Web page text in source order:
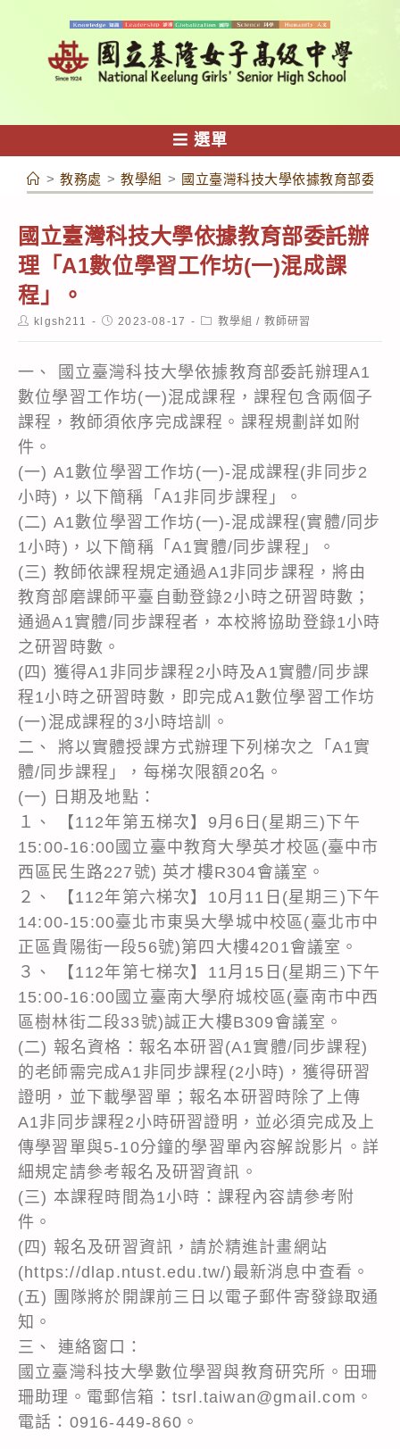
容
選單
> 教務處 > 教學組 > 國立臺灣科技大學依據教育部委託
國立臺灣科技大學依據教育部委託辦
理「A1數位學習工作坊(一)混成課
程」。
Postklgsh211
Post2023-08-17
Post教學組 / 教師研習
一、 國立臺灣科技大學依據教育部委託辦理A1
數位學習工作坊(一)混成課程，課程包含兩個子
課程，教師須依序完成課程。課程規劃詳如附
件。
(一) A1數位學習工作坊(一)-混成課程(非同步2
小時)，以下簡稱「A1非同步課程」。
(二) A1數位學習工作坊(一)-混成課程(實體/同步
1小時)，以下簡稱「A1實體/同步課程」。
(三) 教師依課程規定通過A1非同步課程，將由
教育部磨課師平臺自動登錄2小時之研習時數；
通過A1實體/同步課程者，本校將協助登錄1小時
之研習時數。
(四) 獲得A1非同步課程2小時及A1實體/同步課
程1小時之研習時數，即完成A1數位學習工作坊
(一)混成課程的3小時培訓。
二、 將以實體授課方式辦理下列梯次之「A1實
體/同步課程」，每梯次限額20名。
(一) 日期及地點：
１、 【112年第五梯次】9月6日(星期三)下午
15:00-16:00國立臺中教育大學英才校區(臺中市
西區民生路227號) 英才樓R304會議室。
２、 【112年第六梯次】10月11日(星期三)下午
14:00-15:00臺北市東吳大學城中校區(臺北市中
正區貴陽街一段56號)第四大樓4201會議室。
３、 【112年第七梯次】11月15日(星期三)下午
15:00-16:00國立臺南大學府城校區(臺南市中西
區樹林街二段33號)誠正大樓B309會議室。
(二) 報名資格：報名本研習(A1實體/同步課程)
的老師需完成A1非同步課程(2小時)，獲得研習
證明，並下載學習單；報名本研習時除了上傳
A1非同步課程2小時研習證明，並必須完成及上
傳學習單與5-10分鐘的學習單內容解說影片。詳
細規定請參考報名及研習資訊。
(三) 本課程時間為1小時：課程內容請參考附
件。
(四) 報名及研習資訊，請於精進計畫網站
(https://dlap.ntust.edu.tw/)最新消息中查看。
(五) 團隊將於開課前三日以電子郵件寄發錄取通
知。
三、 連絡窗口：
國立臺灣科技大學數位學習與教育研究所。田珊
珊助理。電郵信箱：tsrl.taiwan@gmail.com。
電話：0916-449-860。